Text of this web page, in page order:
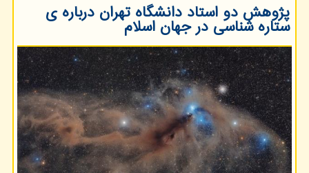
پژوهش دو استاد دانشگاه تهران درباره ی
ستاره شناسی در جهان اسلام